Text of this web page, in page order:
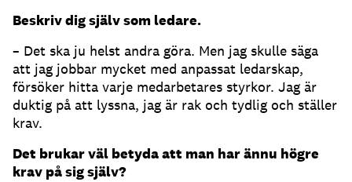
Beskriv dig själv som ledare.
– Det ska ju helst andra göra. Men jag skulle säga
att jag jobbar mycket med anpassat ledarskap,
försöker hitta varje medarbetares styrkor. Jag är
duktig på att lyssna, jag är rak och tydlig och ställer
krav.
Det brukar väl betyda att man har ännu högre
krav på sig själv?